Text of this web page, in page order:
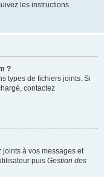
les instructions.
?
types de fichiers joints. Si
contactez
joints à vos messages et
puis Gestion des